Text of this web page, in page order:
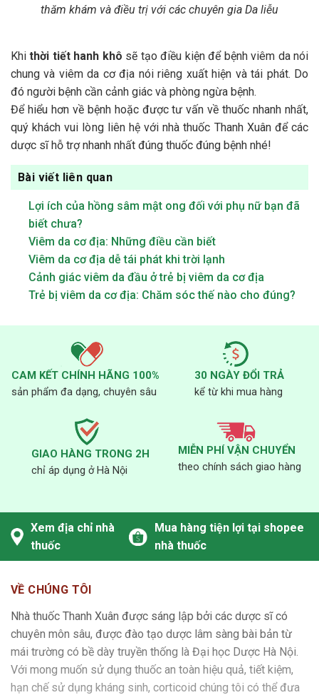
thăm khám và điều trị với các chuyên gia Da liễu
Khithời tiết hanh khô sẽ tạo điều kiện để bệnh viêm da nói
chung và viêm da cơ địa nói riêng xuất hiện và tái phát. Do
đó người bệnh cần cảnh giác và phòng ngừa bệnh.
Để hiểu hơn về bệnh hoặc được tư vấn về thuốc nhanh nhất,
quý khách vui lòng liên hệ với nhà thuốc Thanh Xuân để các
dược sĩ hỗ trợ nhanh nhất đúng thuốc đúng bệnh nhé!
Bài viết liên quan
Lợi ích của hồng sâm mật ong đối với phụ nữ bạn đã
biết chưa?
Viêm da cơ địa: Những điều cần biết
Viêm da cơ địa dễ tái phát khi trời lạnh
Cảnh giác viêm da đầu ở trẻ bị viêm da cơ địa
Trẻ bị viêm da cơ địa: Chăm sóc thế nào cho đúng?
CAM KẾT CHÍNH HÃNG 100%
sản phẩm đa dạng, chuyên sâu
30 NGÀY ĐỔI TRẢ
kể từ khi mua hàng
GIAO HÀNG TRONG 2H
chỉ áp dụng ở Hà Nội
MIỄN PHÍ VẬN CHUYỂN
theo chính sách giao hàng
Xem địa chỉ nhà
thuốc
Mua hàng tiện lợi tại shopee
nhà thuốc
VỀ CHÚNG TÔI
Nhà thuốc Thanh Xuân được sáng lập bởi các dược sĩ có
chuyên môn sâu, được đào tạo dược lâm sàng bài bản từ
mái trường có bề dày truyền thống là Đại học Dược Hà Nội.
Với mong muốn sử dụng thuốc an toàn hiệu quả, tiết kiệm,
hạn chế sử dụng kháng sinh, corticoid chúng tôi có thể đưa